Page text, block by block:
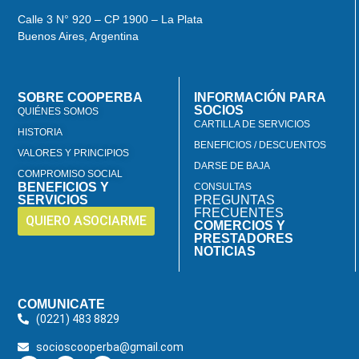
Calle 3 N° 920 – CP 1900 – La Plata
Buenos Aires, Argentina
SOBRE COOPERBA
QUIÉNES SOMOS
HISTORIA
VALORES Y PRINCIPIOS
COMPROMISO SOCIAL
BENEFICIOS Y
SERVICIOS
QUIERO ASOCIARME
INFORMACIÓN PARA
SOCIOS
CARTILLA DE SERVICIOS
BENEFICIOS / DESCUENTOS
DARSE DE BAJA
CONSULTAS
PREGUNTAS
FRECUENTES
COMERCIOS Y
PRESTADORES
NOTICIAS
COMUNICATE
(0221) 483 8829
socioscooperba@gmail.com